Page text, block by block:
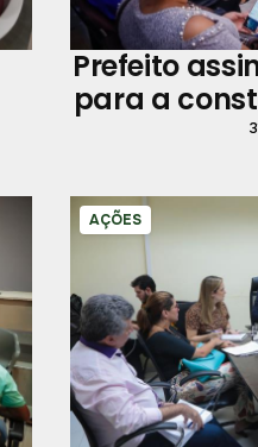
Prefeito
para a
AÇÕES